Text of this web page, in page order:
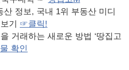
정보, 국내 1위 부동산 미디
기 ☞클릭!
거래하는 새로운 방법 ‘땅집고
확인